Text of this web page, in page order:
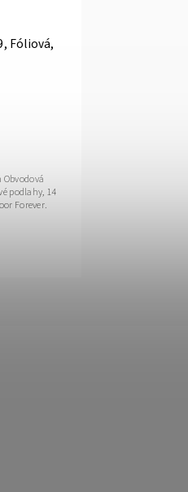
Fóliová,
podlahy, 14
Forever.